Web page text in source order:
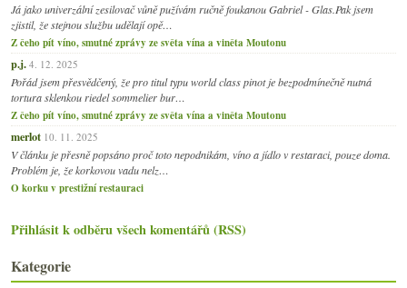
Já jako univerzální zesilovač vůně pužívám ručně foukanou Gabriel - Glas.Pak jsem
zjistil, že stejnou službu udělají opě…
Z čeho pít víno, smutné zprávy ze světa vína a viněta Moutonu
p.j. 4. 12. 2025
Pořád jsem přesvědčený, že pro titul typu world class pinot je bezpodmínečně nutná
tortura sklenkou riedel sommelier bur…
Z čeho pít víno, smutné zprávy ze světa vína a viněta Moutonu
merlot 10. 11. 2025
V článku je přesně popsáno proč toto nepodnikám, víno a jídlo v restaraci, pouze doma.
Problém je, že korkovou vadu nelz…
O korku v prestižní restauraci
Přihlásit k odběru všech komentářů (RSS)
Kategorie